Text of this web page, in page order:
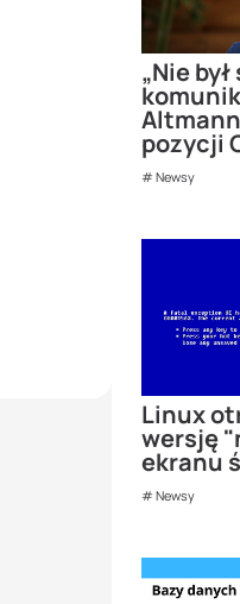
„Nie
pozycji
Newsy
Linux
wersję
ekranu
Newsy